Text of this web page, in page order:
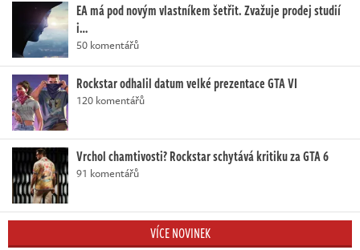
EA má pod novým vlastníkem šetřit. Zvažuje prodej studií
i…
50 komentářů
Rockstar odhalil datum velké prezentace GTA VI
120 komentářů
Vrchol chamtivosti? Rockstar schytává kritiku za GTA 6
91 komentářů
VÍCE NOVINEK